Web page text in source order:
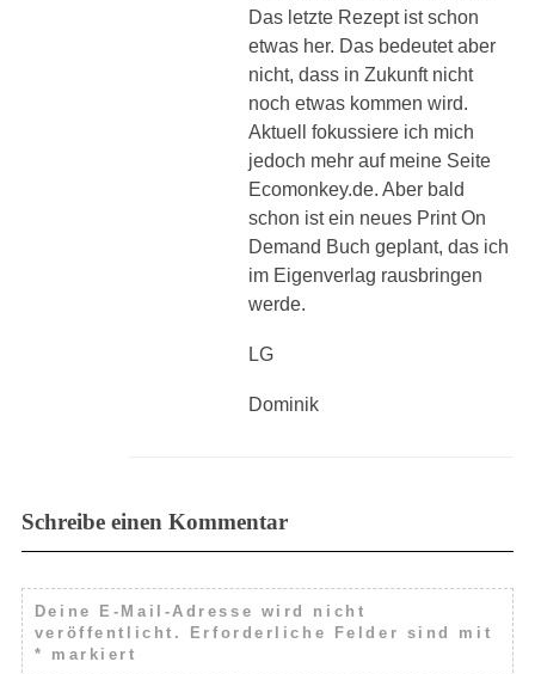
Das letzte Rezept ist schon
etwas her. Das bedeutet aber
nicht, dass in Zukunft nicht
noch etwas kommen wird.
Aktuell fokussiere ich mich
jedoch mehr auf meine Seite
Ecomonkey.de. Aber bald
schon ist ein neues Print On
Demand Buch geplant, das ich
im Eigenverlag rausbringen
werde.
LG
Dominik
Schreibe einen Kommentar
Deine E-Mail-Adresse wird nicht
veröffentlicht.
Erforderliche Felder sind mit
*
markiert